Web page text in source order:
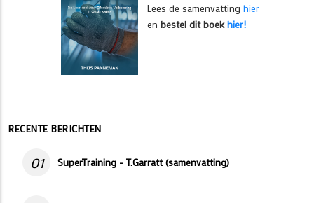
Lees de samenvatting hier
en bestel dit boekhier!
RECENTE BERICHTEN
01 SuperTraining - T.Garratt (samenvatting)